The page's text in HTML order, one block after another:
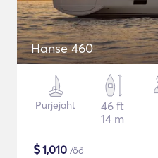
Hanse 460
Purjejaht
46 ft
14 m
$1,010 /öö